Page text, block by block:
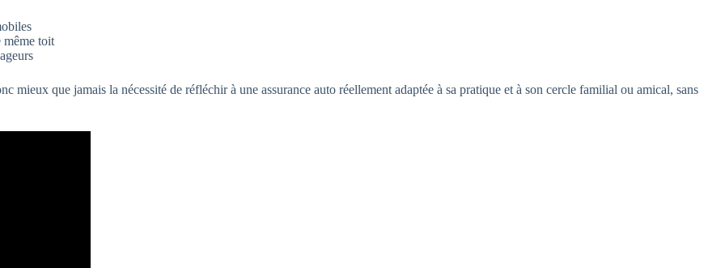
même toit
que jamais la nécessité de réfléchir à une assurance auto réellement adaptée à sa pratique et à son cercle familial ou amical, sans